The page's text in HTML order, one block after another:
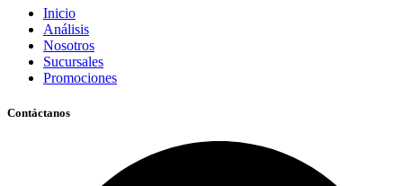
Inicio
Análisis
Nosotros
Sucursales
Promociones
Contáctanos